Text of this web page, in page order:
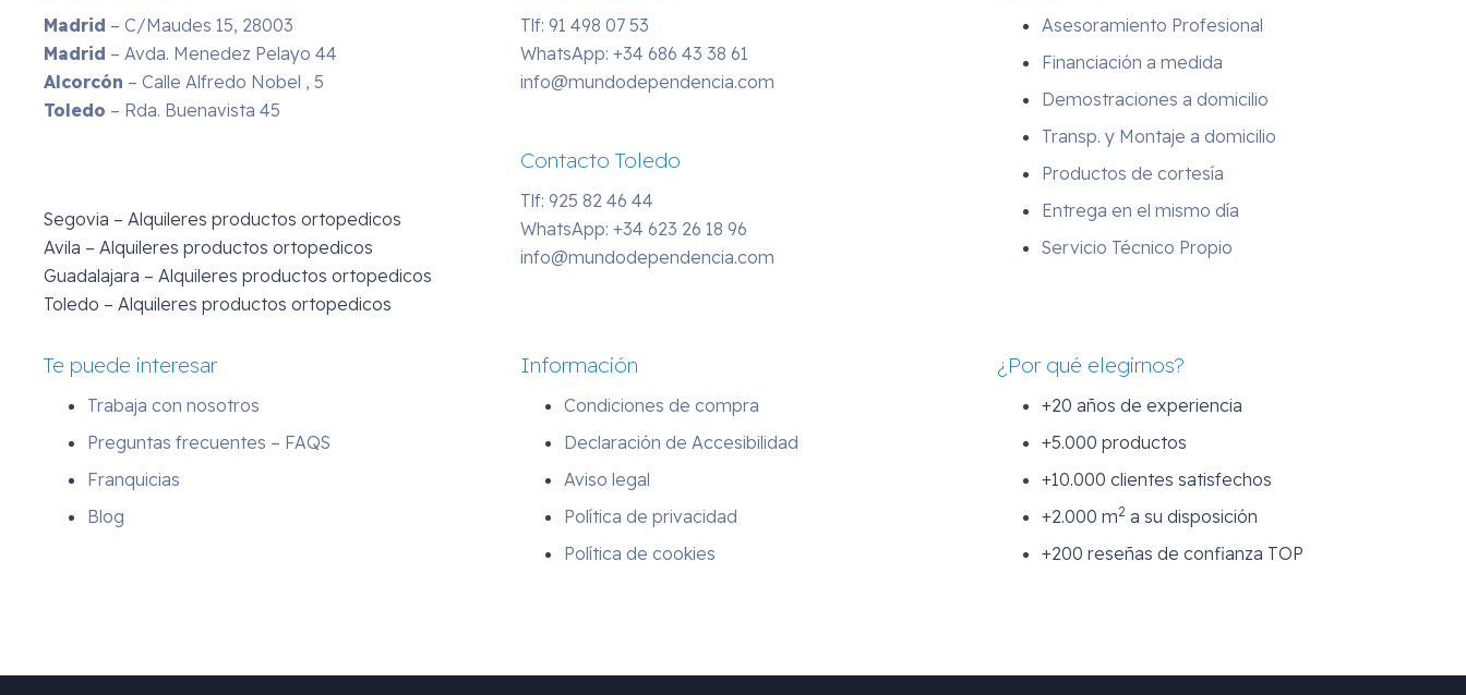
Madrid – C/Maudes 15, 28003
Madrid – Avda. Menedez Pelayo 44
Alcorcón – Calle Alfredo Nobel , 5
Toledo – Rda. Buenavista 45
Segovia – Alquileres productos ortopedicos
Avila – Alquileres productos ortopedicos
Guadalajara – Alquileres productos ortopedicos
Toledo – Alquileres productos ortopedicos
Tlf: 91 498 07 53
WhatsApp:+34 686 43 38 61
info@mundodependencia.com
Contacto Toledo
Tlf: 925 82 46 44
WhatsApp:+34 623 26 18 96
info@mundodependencia.com
Asesoramiento Profesional
Financiación a medida
Demostraciones a domicilio
Transp. y Montaje a domicilio
Productos de cortesía
Entrega en el mismo día
Servicio Técnico Propio
Te puede interesar
Trabaja con nosotros
Preguntas frecuentes – FAQS
Franquicias
Blog
Información
Condiciones de compra
Declaración de Accesibilidad
Aviso legal
Política de privacidad
Política de cookies
¿Por qué elegirnos?
+20 años de experiencia
+5.000 productos
+10.000 clientes satisfechos
+2.000 m2 a su disposición
+200 reseñas de confianza TOP